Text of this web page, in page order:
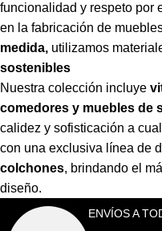
funcionalidad y respeto por
en la fabricación de
medida, utilizamos
sostenibles
Nuestra colección incluye
comedores y muebles de
calidez y sofisticación a
con una exclusiva línea de
colchones, brindando el
diseño.
ENVÍOS A